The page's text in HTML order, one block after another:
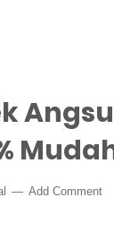
Add Comment